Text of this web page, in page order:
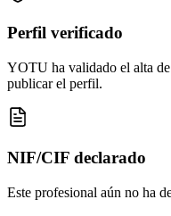
Perfil verificado
YOTU ha validado el alta
publicar el perfil.
NIF/CIF declarado
Este profesional aún no ha